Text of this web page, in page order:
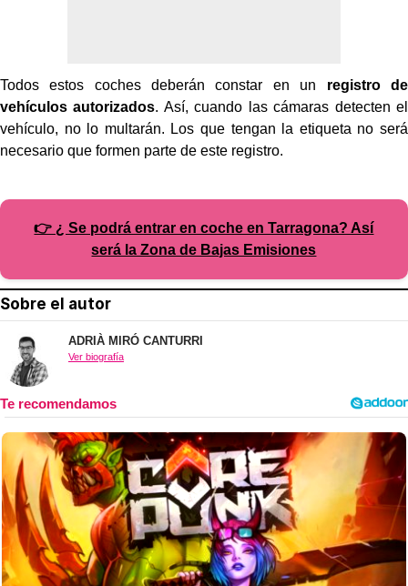
Todos estos coches deberán constar en un registro de
vehículos autorizados. Así, cuando las cámaras detecten el
vehículo, no lo multarán. Los que tengan la etiqueta no será
necesario que formen parte de este registro.
👉 ¿ Se podrá entrar en coche en Tarragona? Así
será la Zona de Bajas Emisiones
Sobre el autor
ADRIÀ MIRÓ CANTURRI
Ver biografía